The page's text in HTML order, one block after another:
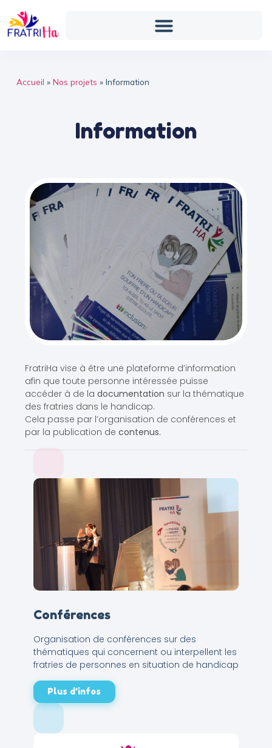
Accueil » Nos projets » Information
Information
FratriHa vise à être une plateforme d’information
afin que toute personne intéressée puisse
accéder à de la documentation sur la thématique
des fratries dans le handicap.
Cela passe par l’organisation de conférences et
par la publication de contenus.
Conférences
Organisation de conférences sur des
thématiques qui concernent ou interpellent les
fratries de personnes en situation de handicap
Plus d'infos